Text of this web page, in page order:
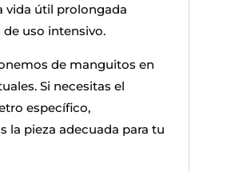
vida útil prolongada
uso intensivo.
de manguitos en
Si necesitas el
específico,
la pieza adecuada para tu